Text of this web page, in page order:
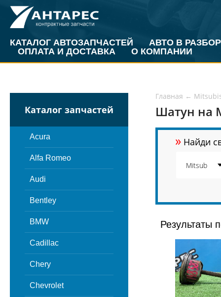
КАТАЛОГ АВТОЗАПЧАСТЕЙ
АВТО В РАЗБОР
ОПЛАТА И ДОСТАВКА
О КОМПАНИИ
Каталог запчастей
Acura
Alfa Romeo
Audi
Bentley
BMW
Cadillac
Chery
Chevrolet
Главная ←
Шатун на
» Найди
Результаты